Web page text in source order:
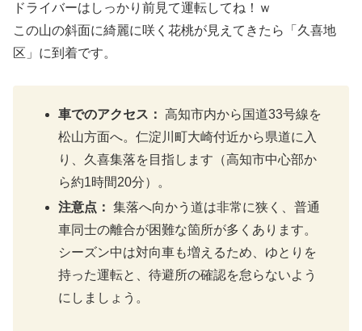
ドライバーはしっかり前見て運転してね！ｗ
この山の斜面に綺麗に咲く花桃が見えてきたら「久喜地
区」に到着です。
車でのアクセス： 高知市内から国道33号線を
松山方面へ。仁淀川町大崎付近から県道に入
り、久喜集落を目指します（高知市中心部か
ら約1時間20分）。
注意点： 集落へ向かう道は非常に狭く、普通
車同士の離合が困難な箇所が多くあります。
シーズン中は対向車も増えるため、ゆとりを
持った運転と、待避所の確認を怠らないよう
にしましょう。